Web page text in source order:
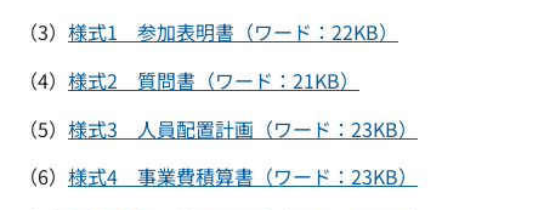
（3） 様式1 参加表明書（ワード：22KB）
（4） 様式2 質問書（ワード：21KB）
（5） 様式3 人員配置計画（ワード：23KB）
（6） 様式4 事業費積算書（ワード：23KB）